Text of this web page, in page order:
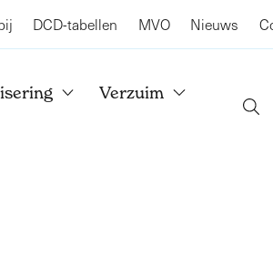
DCD-tabellen MVO Nieuws
Verzuim